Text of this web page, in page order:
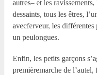
autres– et les
dessaints, tous les êtres,
avecferveur, les différentes
un peulongues.
Enfin, les petits garçons
premièremarche de